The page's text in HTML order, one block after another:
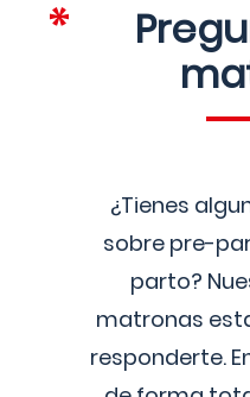
¿Tienes
sobre pre-
parto?
matronas
responderte.